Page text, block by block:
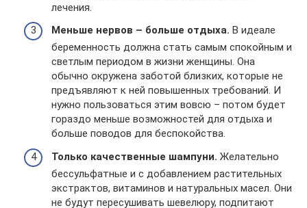
лечения.
Меньше нервов – больше отдыха. В идеале
беременность должна стать самым спокойным и
светлым периодом в жизни женщины. Она
обычно окружена заботой близких, которые не
предъявляют к ней повышенных требований. И
нужно пользоваться этим вовсю – потом будет
гораздо меньше возможностей для отдыха и
больше поводов для беспокойства.
Только качественные шампуни. Желательно
бессульфатные и с добавлением растительных
экстрактов, витаминов и натуральных масел. Они
не будут пересушивать шевелюру, подпитают